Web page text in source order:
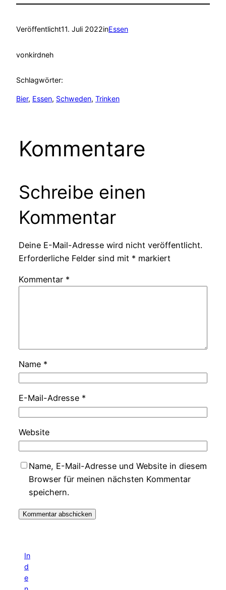
Veröffentlicht11. Juli 2022inEssen
vonkirdneh
Schlagwörter:
Bier, Essen, Schweden, Trinken
Kommentare
Schreibe einen
Kommentar
Deine E-Mail-Adresse wird nicht veröffentlicht.
Erforderliche Felder sind mit * markiert
Kommentar *
Name *
E-Mail-Adresse *
Website
Name, E-Mail-Adresse und Website in diesem
Browser für meinen nächsten Kommentar
speichern.
In
d
e